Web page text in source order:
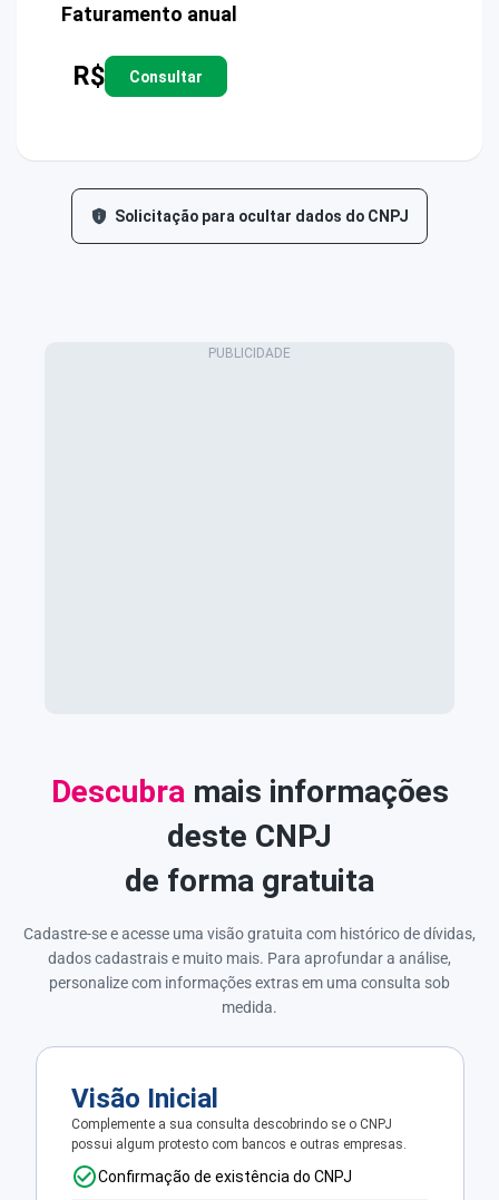
Faturamento anual
R$ Consultar
Solicitação para ocultar dados do CNPJ
Descubramais informações
deste CNPJ
de forma gratuita
Cadastre-se e acesse uma visão gratuita com histórico de dívidas,
dados cadastrais e muito mais. Para aprofundar a análise,
personalize com informações extras em uma consulta sob
medida.
Visão Inicial
Complemente a sua consulta descobrindo se o CNPJ
possui algum protesto com bancos e outras empresas.
Confirmação de existência do CNPJ